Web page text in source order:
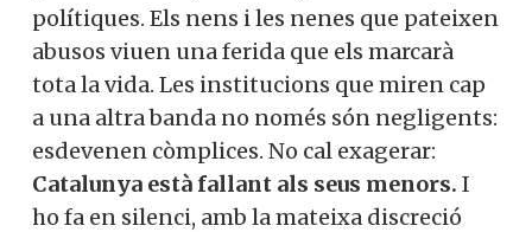
polítiques. Els nens i les nenes que pateixen
abusos viuen una ferida que els marcarà
tota la vida. Les institucions que miren cap
a una altra banda no només són negligents:
esdevenen còmplices. No cal exagerar:
Catalunya està fallant als seus menors. I
ho fa en silenci, amb la mateixa discreció